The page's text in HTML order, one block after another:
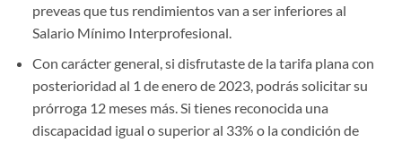
preveas que tus rendimientos van a ser inferiores al
Salario Mínimo Interprofesional.
Con carácter general, si disfrutaste de la tarifa plana con
posterioridad al 1 de enero de 2023, podrás solicitar su
prórroga 12 meses más. Si tienes reconocida una
discapacidad igual o superior al 33% o la condición de